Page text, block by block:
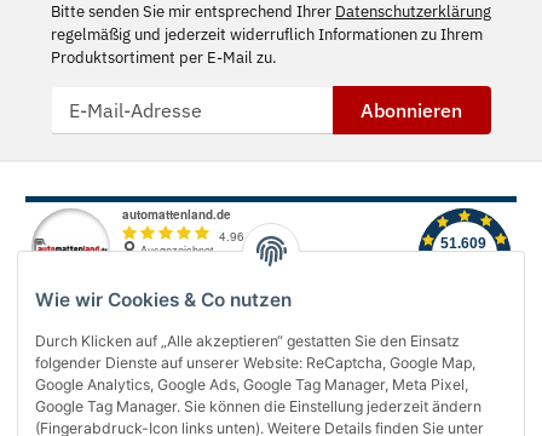
Wie wir Cookies & Co nutzen
Durch Klicken auf „Alle akzeptieren“ gestatten Sie den Einsatz
folgender Dienste auf unserer Website: ReCaptcha, Google Map,
Google Analytics, Google Ads, Google Tag Manager, Meta Pixel,
Google Tag Manager. Sie können die Einstellung jederzeit ändern
(Fingerabdruck-Icon links unten). Weitere Details finden Sie unter
Bitte senden Sie mir entsprechend Ihrer Datenschutzerklärung
regelmäßig und jederzeit widerruflich Informationen zu Ihrem
Produktsortiment per E-Mail zu.
Abonnieren
Über uns